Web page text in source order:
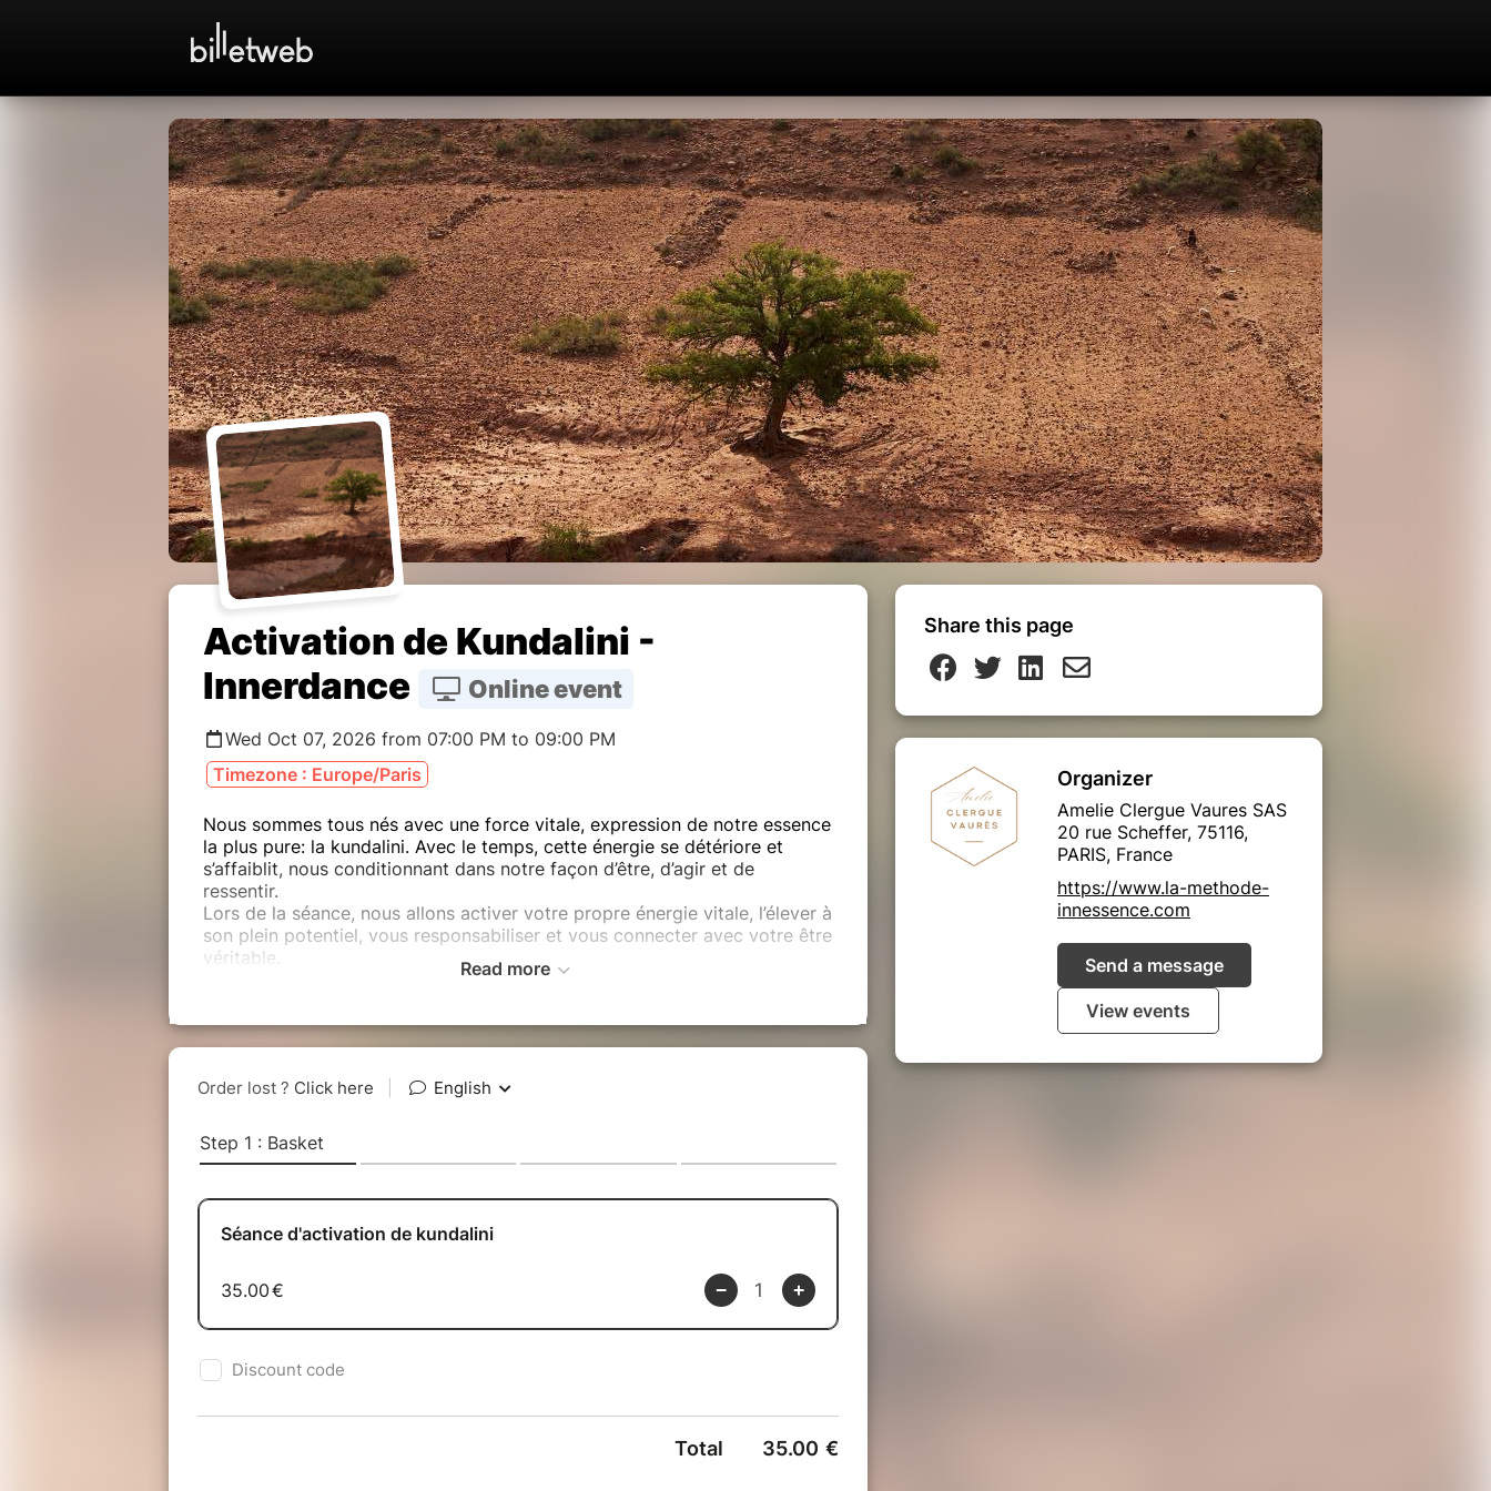
Activation de Kundalini -
Innerdance
Online event
Wed Oct 07, 2026 from 07:00 PM to 09:00 PM
Timezone : Europe/Paris
Nous sommes tous nés avec une force vitale, expression de notre essence
la plus pure: la kundalini. Avec le temps, cette énergie se détériore et
s’affaiblit, nous conditionnant dans notre façon d’être, d’agir et de
ressentir.
Lors de la séance, nous allons activer votre propre énergie vitale, l’élever à
son plein potentiel, vous responsabiliser et vous connecter avec votre être
véritable.
blocages émotionnels et énergétiques par l’activation de votre énergie
vitale et la transmission de la conscience non duelle. Vous allez peu à peu
croyances limitantes, transformer votre quotidien et retrouver l’équilibre
Allongé sur un tapis au sol, il s’agit tout simplement de lâcher prise, de
Le facilitateur est là pour vous accompagner dans ce voyage intérieur,
guider l’énergie dans vos corps et accompagner le recalibrate du cerveau
et du système nerveux. Il suffit simplement de s’abandonner et accueillir
N’importe qui peut pratiquer et en ressentir les bienfaits dès la première
séance, sans avoir aucune expérience même de yoga ou méditation.
C’est une expérience totalement sûre et naturelle pendant laquelle vous
êtes conscients de tout ce qui se passe.
Alors, prêts pour vous ouvrir à votre plein potentiel?
Read more
Share this page
Organizer
Amelie Clergue Vaures SAS
20 rue Scheffer, 75116,
PARIS, France
https://www.la-methode-
innessence.com
Send a message
View events